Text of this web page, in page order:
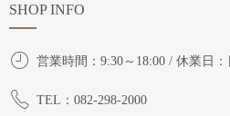
SHOP INFO
営業時間：9:30～18:00 / 休業日
TEL：082-298-2000